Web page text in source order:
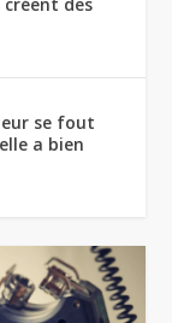
se fout
a bien